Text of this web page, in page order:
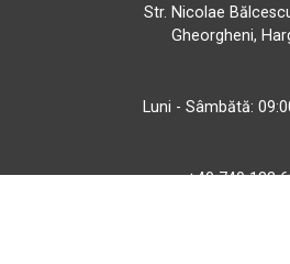
Str. Nicolae
Gheorgheni,
Luni - Sâmbătă:
+40 740 133